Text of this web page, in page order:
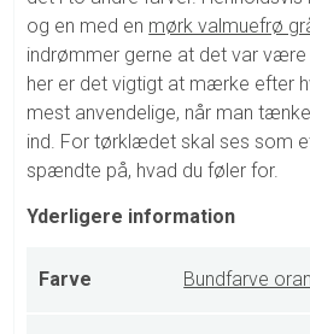
og en med en mørk valmuefrø
indrømmer gerne at det var
her er det vigtigt at mærke efter
mest anvendelige, når man
ind. For tørklædet skal ses som
spændte på, hvad du føler for.
Yderligere information
Farve Bundfarve